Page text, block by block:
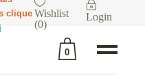
clique Wishlist
(0)
Login
0